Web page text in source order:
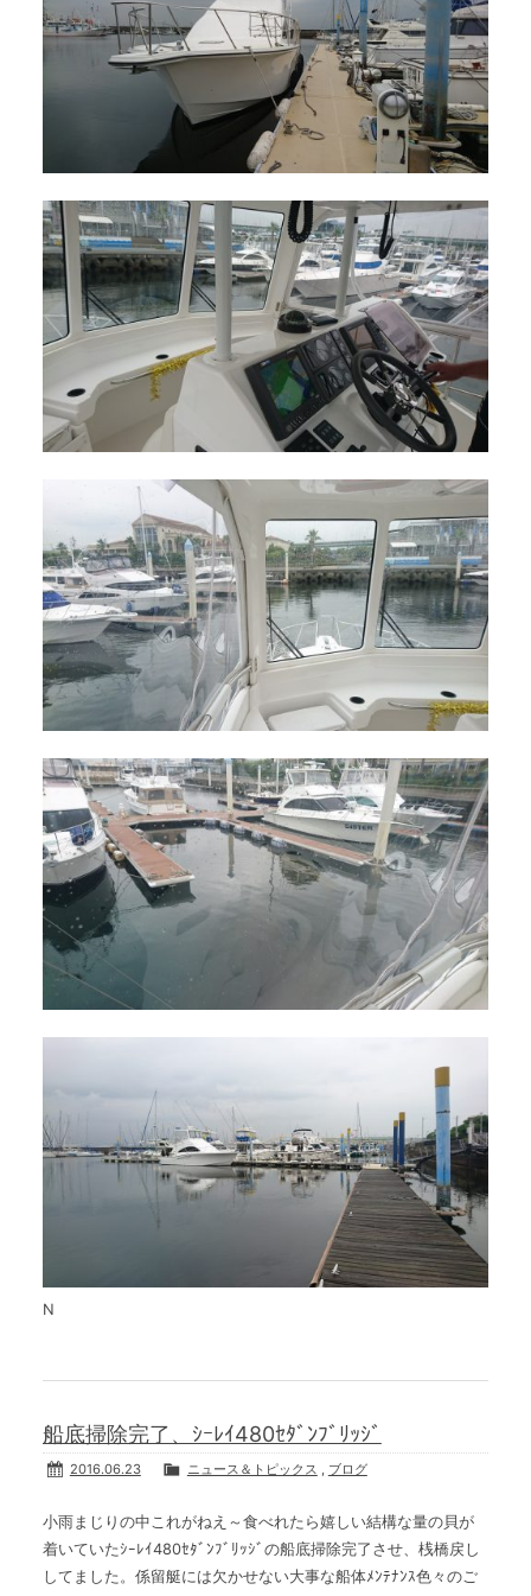
N
船底掃除完了、ｼｰﾚｲ480ｾﾀﾞﾝﾌﾞﾘｯｼﾞ
2016.06.23 ニュース＆トピックス , ブログ
小雨まじりの中これがねえ～食べれたら嬉しい結構な量の貝が
着いていたｼｰﾚｲ480ｾﾀﾞﾝﾌﾞﾘｯｼﾞの船底掃除完了させ、桟橋戻し
してました。係留艇には欠かせない大事な船体ﾒﾝﾃﾅﾝｽ色々のご